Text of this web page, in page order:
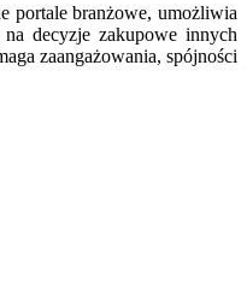
portale branżowe, umożliwia
decyzje zakupowe innych
zaangażowania, spójności